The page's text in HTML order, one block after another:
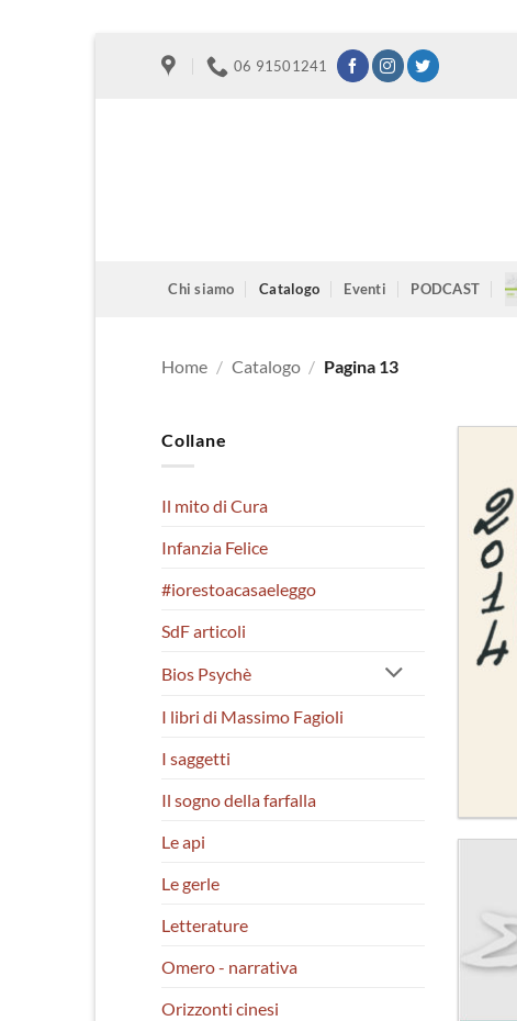
06 91501241
Chi siamo Catalogo Eventi PODCAST
Home / Catalogo / Pagina 13
Collane
Il mito di Cura
Infanzia Felice
#iorestoacasaeleggo
SdF articoli
Bios Psychè
I libri di Massimo Fagioli
I saggetti
Il sogno della farfalla
Le api
Le gerle
Letterature
Omero - narrativa
Orizzonti cinesi